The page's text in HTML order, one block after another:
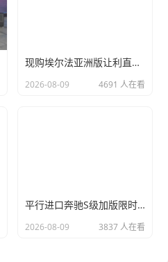
现购埃尔法亚洲版让利直降3万 欢迎上门试驾
2026-08-09 4691 人在看
平行进口奔驰S级加版限时优惠 目前159万元起售
2026-08-09 3837 人在看